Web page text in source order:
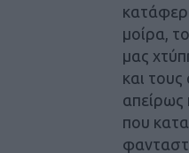
μοίρα,
μας
και
απείρως
που